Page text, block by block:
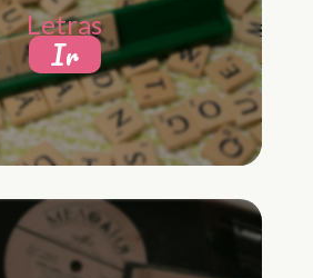
Letras
Ir